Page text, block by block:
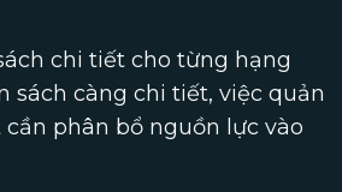
chi tiết cho từng hạng
sách càng chi tiết, việc quản
phân bổ nguồn lực vào